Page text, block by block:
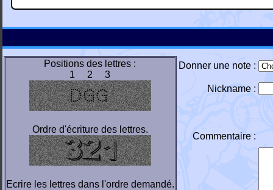
Positions des lettres :
1 2 3
Ordre d'écriture des lettres.
Ecrire les lettres dans l'ordre demandé.
Donner une note :
Nickname :
Commentaire :